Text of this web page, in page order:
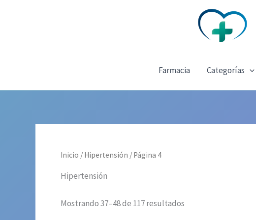
Farmacia Categorías
Inicio / Hipertensión / Página 4
Hipertensión
Mostrando 37–48 de 117 resultados